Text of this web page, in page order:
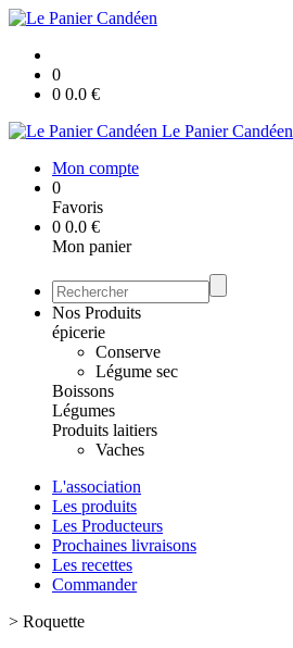
0
0 0.0 €
Le Panier Candéen
Mon compte
0
Favoris
0 0.0 €
Mon panier
Nos Produits
épicerie
Conserve
Légume sec
Boissons
Légumes
Produits laitiers
Vaches
L'association
Les produits
Les Producteurs
Prochaines livraisons
Les recettes
Commander
> Roquette